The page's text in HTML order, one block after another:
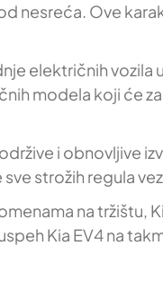
nesreća. Ove
električnih
modela koji će
i obnovljive
strožih regula
na tržištu,
Kia EV4 na